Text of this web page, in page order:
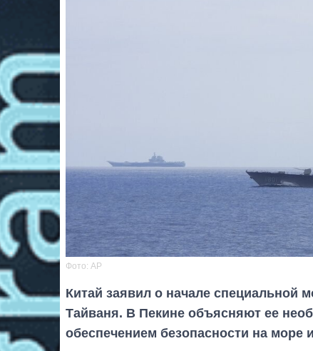
Фото: AP
Китай заявил о начале специальной
Тайваня. В Пекине объясняют ее
обеспечением безопасности на море